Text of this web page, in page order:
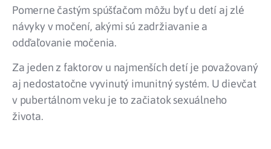
Pomerne častým spúšťačom môžu byť u detí aj zlé
návyky v močení, akými sú zadržiavanie a
odďaľovanie močenia.
Za jeden z faktorov u najmenších detí je považovaný
aj nedostatočne vyvinutý imunitný systém. U dievčat
v pubertálnom veku je to začiatok sexuálneho
života.